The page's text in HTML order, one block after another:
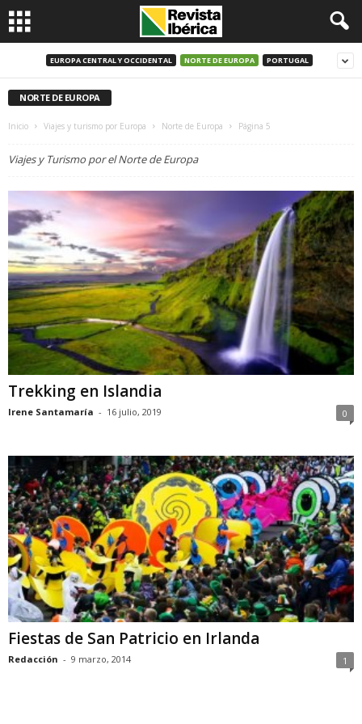
EUROPA CENTRAL Y OCCIDENTAL NORTE DE EUROPA PORTUGAL
NORTE DE EUROPA
Inicio Viajes y turismo por Europa Norte de Europa Página 5
Viajes y Turismo por el Norte de Europa
Trekking en Islandia
Irene Santamaría - 16 julio, 2019 0
Fiestas de San Patricio en Irlanda
Redacción - 9 marzo, 2014 1